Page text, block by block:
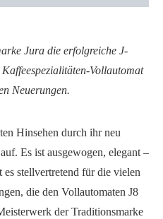
Jura die erfolgreiche J-
Vollautomat
Neuerungen.
Hinsehen durch ihr neu
Es ist ausgewogen, elegant –
stellvertretend für die vielen
die den Vollautomaten J8
der Traditionsmarke